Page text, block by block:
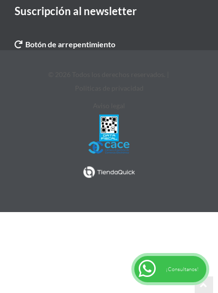
Suscripción al newsletter
Botón de arrepentimiento
¡Consultanos!